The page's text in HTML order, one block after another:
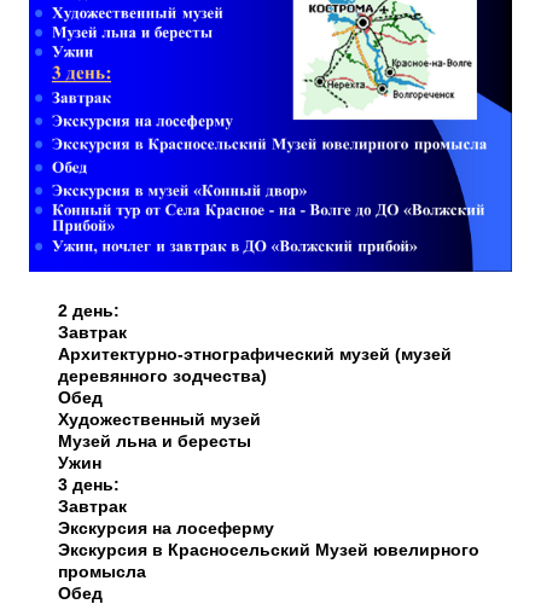
2 день:
Завтрак
Архитектурно-этнографический музей (музей
деревянного зодчества)
Обед
Художественный музей
Музей льна и бересты
Ужин
3 день:
Завтрак
Экскурсия на лосеферму
Экскурсия в Красносельский Музей ювелирного
промысла
Обед